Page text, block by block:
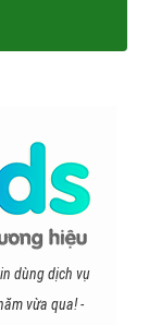
dùng dịch vụ
vừa qua! -